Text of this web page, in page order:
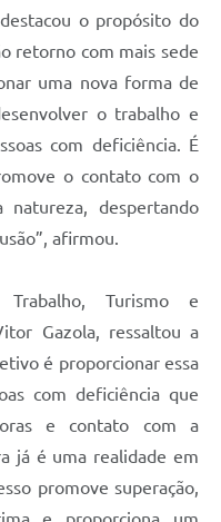
o propósito do
retorno com mais sede
uma nova forma de
o trabalho e
com deficiência. É
o contato com o
despertando
afirmou.
Turismo e
Gazola, ressaltou a
é proporcionar essa
com deficiência que
e contato com a
já é uma realidade em
promove superação,